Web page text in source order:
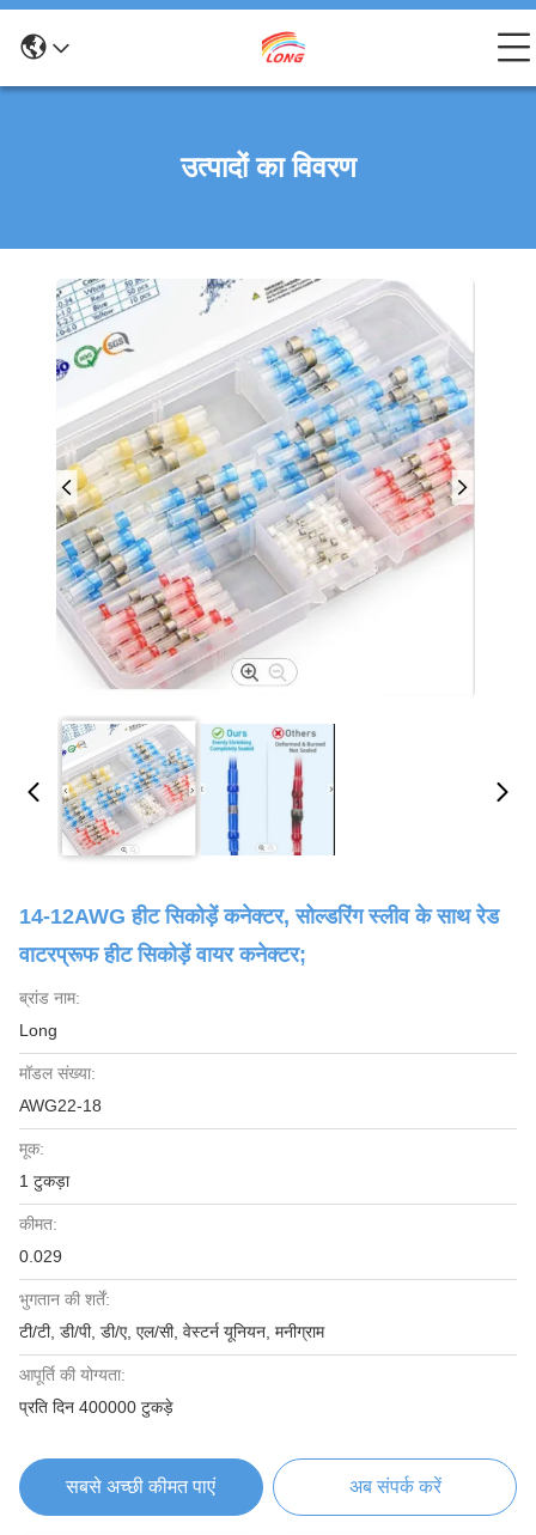
उत्पादों का विवरण
14-12AWG हीट सिकोड़ें कनेक्टर, सोल्डरिंग स्लीव के साथ रेड
वाटरप्रूफ हीट सिकोड़ें वायर कनेक्टर;
ब्रांड नाम:
Long
मॉडल संख्या:
AWG22-18
मूक:
1 टुकड़ा
कीमत:
0.029
भुगतान की शर्तें:
टी/टी, डी/पी, डी/ए, एल/सी, वेस्टर्न यूनियन, मनीग्राम
आपूर्ति की योग्यता:
प्रति दिन 400000 टुकड़े
सबसे अच्छी कीमत पाएं अब संपर्क करें